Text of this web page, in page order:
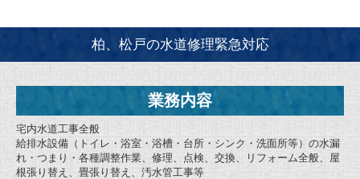
柏、松戸の水道修理緊急対応
業務内容
宅内水道工事全般
給排水設備（トイレ・浴室・浴槽・台所・シンク・洗面所等）の水漏
れ・つまり・各種調整作業、修理、点検、交換、リフォーム全般、屋
根張り替え、畳張り替え、汚水管工事等